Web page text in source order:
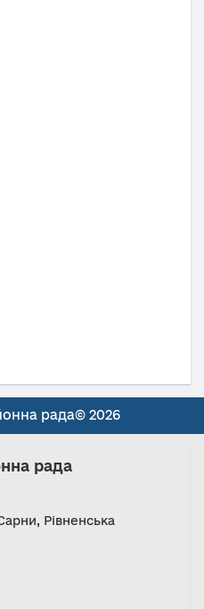
рада© 2026
рада
Рівненська